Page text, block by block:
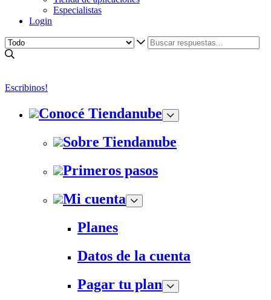
Especialistas
Login
Escribinos!
Conocé Tiendanube
Sobre Tiendanube
Primeros pasos
Mi cuenta
Planes
Datos de la cuenta
Pagar tu plan